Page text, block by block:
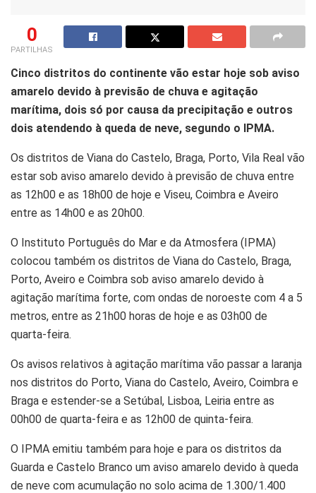
0
PARTILHAS
Cinco distritos do continente vão estar hoje sob aviso
amarelo devido à previsão de chuva e agitação
marítima, dois só por causa da precipitação e outros
dois atendendo à queda de neve, segundo o IPMA.
Os distritos de Viana do Castelo, Braga, Porto, Vila Real vão
estar sob aviso amarelo devido à previsão de chuva entre
as 12h00 e as 18h00 de hoje e Viseu, Coimbra e Aveiro
entre as 14h00 e as 20h00.
O Instituto Português do Mar e da Atmosfera (IPMA)
colocou também os distritos de Viana do Castelo, Braga,
Porto, Aveiro e Coimbra sob aviso amarelo devido à
agitação marítima forte, com ondas de noroeste com 4 a 5
metros, entre as 21h00 horas de hoje e as 03h00 de
quarta-feira.
Os avisos relativos à agitação marítima vão passar a laranja
nos distritos do Porto, Viana do Castelo, Aveiro, Coimbra e
Braga e estender-se a Setúbal, Lisboa, Leiria entre as
00h00 de quarta-feira e as 12h00 de quinta-feira.
O IPMA emitiu também para hoje e para os distritos da
Guarda e Castelo Branco um aviso amarelo devido à queda
de neve com acumulação no solo acima de 1.300/1.400